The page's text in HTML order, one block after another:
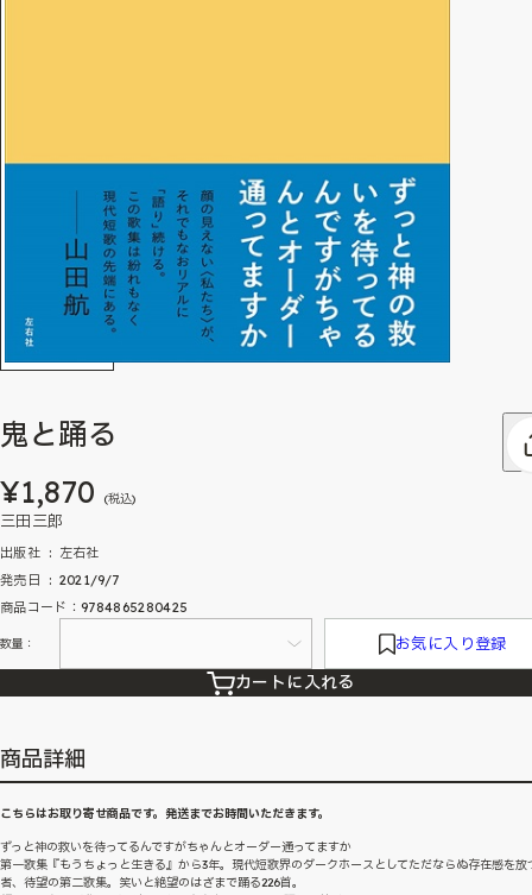
鬼と踊る
¥1,870 (税込)
三田三郎
出版社 ‏ : ‎ 左右社
発売日 ‏ : ‎ 2021/9/7
商品コード：9784865280425
数量： お気に入り登録
カートに入れる
商品詳細
こちらはお取り寄せ商品です。発送までお時間いただきます。
ずっと神の救いを待ってるんですがちゃんとオーダー通ってますか
第一歌集『もうちょっと生きる』から3年。現代短歌界のダークホースとしてただならぬ存在感を放
者、待望の第二歌集。笑いと絶望のはざまで踊る226首。